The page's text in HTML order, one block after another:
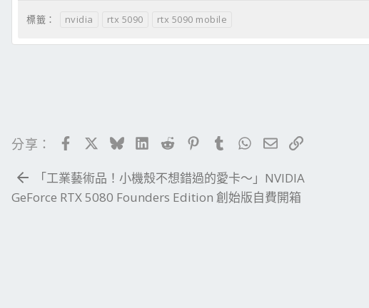
標籤： nvidia rtx 5090 rtx 5090 mobile
分享： FacebookBlueskyLinkedIn
RedditPinterestTumblrWhatsApp
電子郵件
連結
「工業藝術品！小機殼不想錯過的愛卡～」NVIDIA
GeForce RTX 5080 Founders Edition 創始版自費開箱